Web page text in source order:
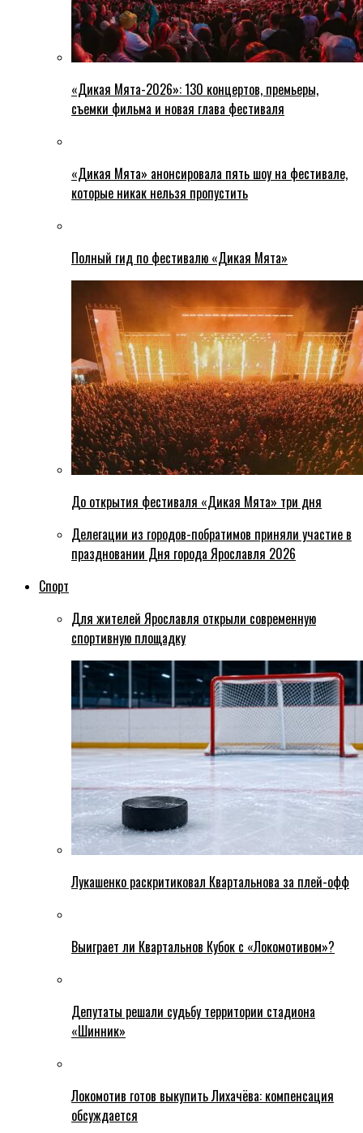
«Дикая Мята-2026»: 130 концертов, премьеры,
съемки фильма и новая глава фестиваля
«Дикая Мята» анонсировала пять шоу на фестивале,
которые никак нельзя пропустить
Полный гид по фестивалю «Дикая Мята»
До открытия фестиваля «Дикая Мята» три дня
Делегации из городов-побратимов приняли участие в
праздновании Дня города Ярославля 2026
Спорт
Для жителей Ярославля открыли современную
спортивную площадку
Лукашенко раскритиковал Квартальнова за плей-офф
Выиграет ли Квартальнов Кубок с «Локомотивом»?
Депутаты решали судьбу территории стадиона
«Шинник»
Локомотив готов выкупить Лихачёва: компенсация
обсуждается